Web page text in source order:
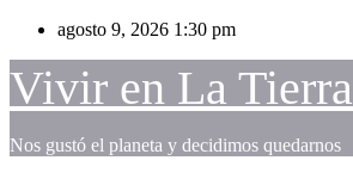
Saltar
contenido
agosto 9, 2026 1:30 pm
Vivir en La Tierra
Nos gustó el planeta y decidimos quedarnos